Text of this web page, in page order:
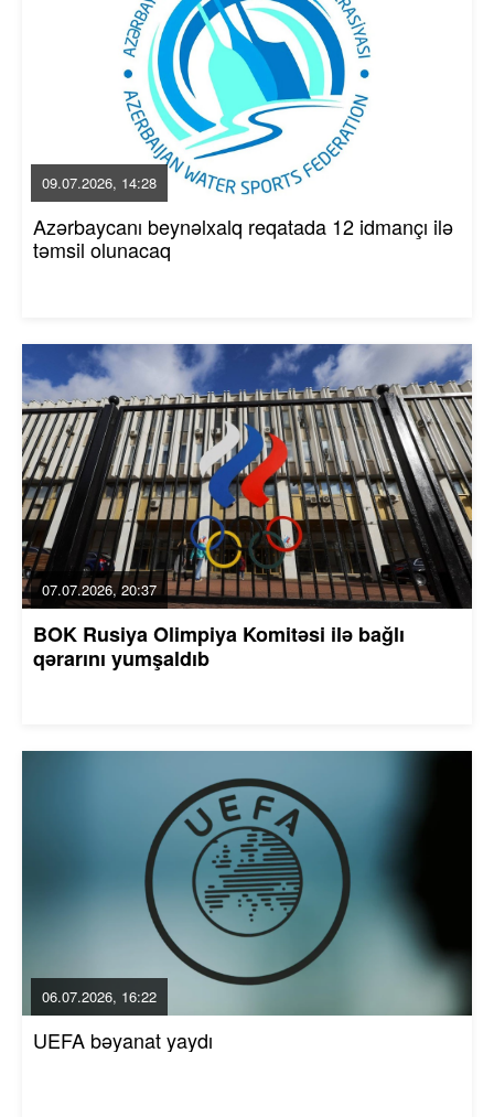
09.07.2026, 14:28
Azərbaycanı beynəlxalq reqatada 12 idmançı ilə
təmsil olunacaq
07.07.2026, 20:37
BOK Rusiya Olimpiya Komitəsi ilə bağlı
qərarını yumşaldıb
06.07.2026, 16:22
UEFA bəyanat yaydı